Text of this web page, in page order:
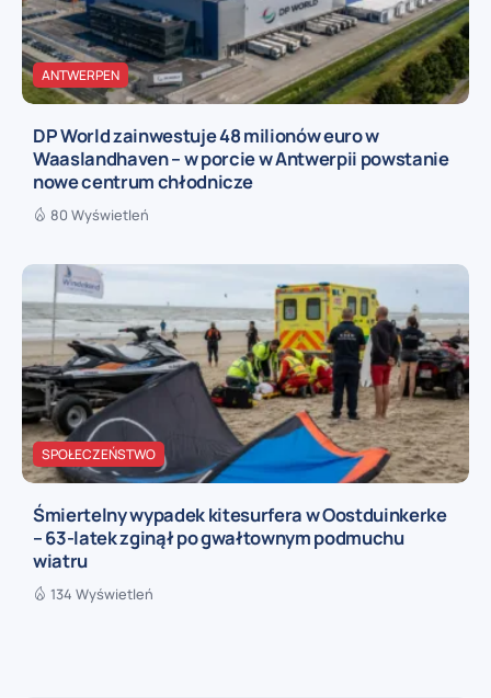
ANTWERPEN
DP World zainwestuje 48 milionów euro w
Waaslandhaven – w porcie w Antwerpii powstanie
nowe centrum chłodnicze
80 Wyświetleń
SPOŁECZEŃSTWO
Śmiertelny wypadek kitesurfera w Oostduinkerke
– 63-latek zginął po gwałtownym podmuchu
wiatru
134 Wyświetleń